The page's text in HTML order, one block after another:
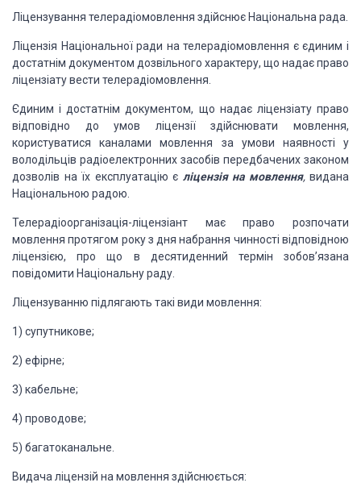
Ліцензування телерадіомовлення здійснює Національна рада.
Ліцензія Національної ради на телерадіомовлення є єдиним і
достатнім документом дозвільного характеру, що надає право
ліцензіату вести телерадіомовлення.
Єдиним і достатнім документом, що надає ліцензіату право
відповідно до умов ліцензії здійснювати мовлення,
користуватися каналами мовлення за умови наявності у
володільців радіоелектронних за­собів передбачених законом
дозволів на їх експлуатацію є ліцензія на мовлення, видана
Національною радою.
Телерадіоорганізація-ліцензіант має право розпочати
мовлення протягом року з дня набрання чинності відповідною
ліцензією, про що в десятиденний термін зобов’язана
повідомити Національну раду.
Ліцензуванню підлягають такі види мовлення:
1) супутникове;
2) ефірне;
3) кабельне;
4) проводове;
5) багатоканальне.
Видача ліцензій на мовлення здійснюється: